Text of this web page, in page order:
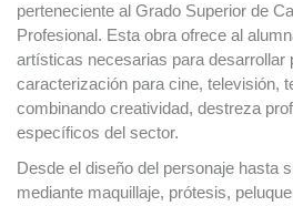
perteneciente al Grado Superior de
Profesional. Esta obra ofrece al
artísticas necesarias para desarrollar
caracterización para cine, televisión,
combinando creatividad, destreza
específicos del sector.
Desde el diseño del personaje hasta
mediante maquillaje, prótesis,